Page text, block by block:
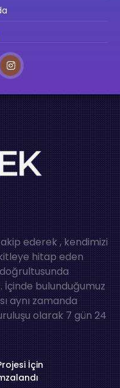
ederek , kendimizi
hitap eden
doğrultusunda
İçinde bulunduğumuz
aynı zamanda
olarak 7 gün 24
İçin